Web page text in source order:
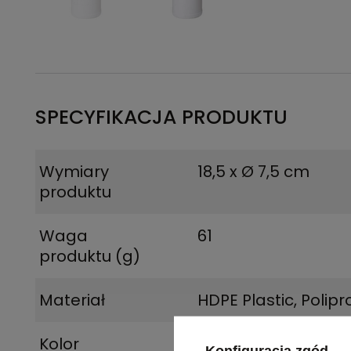
SPECYFIKACJA PRODUKTU
Wymiary
produktu
18,5 x Ø 7,5 cm
Waga
produktu (g)
61
Materiał
HDPE Plastic,
Kolor
biały, zielony